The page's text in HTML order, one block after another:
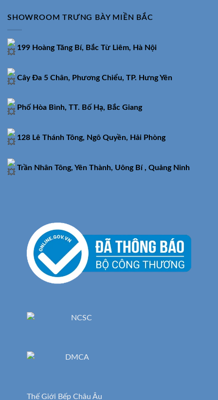
SHOWROOM TRƯNG BÀY MIỀN BẮC
199 Hoàng Tăng Bí, Bắc Từ Liêm, Hà Nội
Cây Đa 5 Chân, Phương Chiểu, TP. Hưng Yên
Phố Hòa Bình, TT. Bố Hạ, Bắc Giang
128 Lê Thánh Tông, Ngô Quyền, Hải Phòng
Trần Nhân Tông, Yên Thành, Uông Bí , Quảng Ninh
Thế Giới Bếp Châu Âu